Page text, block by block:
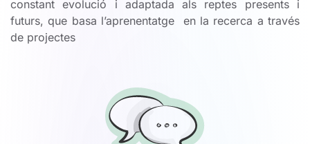
constant evolució i adaptada als reptes presents i
futurs, que basa l’aprenentatge en la recerca a través
de projectes